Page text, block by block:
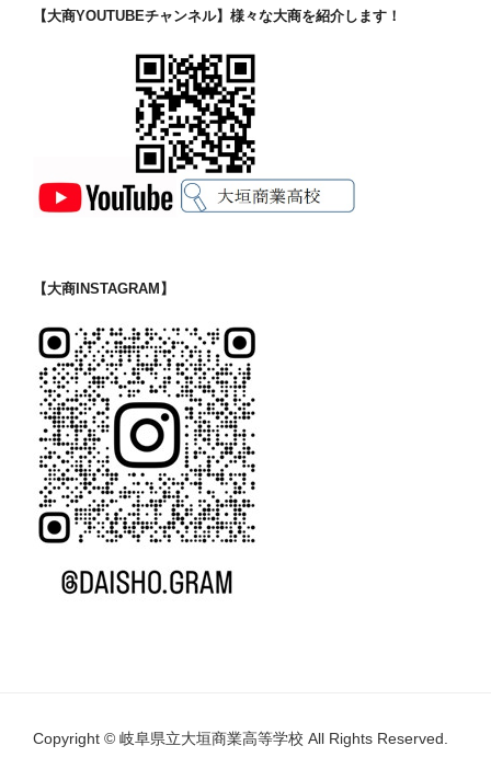
【大商YOUTUBEチャンネル】様々な大商を紹介します！
【大商INSTAGRAM】
Copyright © 岐阜県立大垣商業高等学校 All Rights Reserved.